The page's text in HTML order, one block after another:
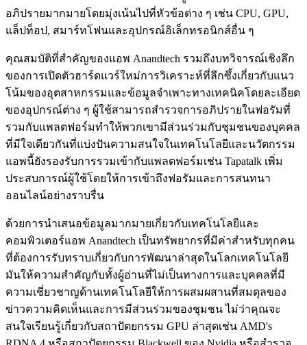
อภิปรายมากมายโดยมุ่งเน้นไปที่หัวข้อต่าง ๆ เช่น CPU, GPU,
แล็ปท็อป, สมาร์ทโฟนและอุปกรณ์อิเล็กทรอนิกส์อื่น ๆ
คุณสมบัติที่สำคัญของแอพ Anandtech รวมถึงบทวิจารณ์เชิงลึก
ของการเปิดตัวฮาร์ดแวร์ใหม่การวิเคราะห์ที่ลึกซึ้งเกี่ยวกับแนว
โน้มของอุตสาหกรรมและข้อมูลจำเพาะทางเทคนิคโดยละเอียด
ของอุปกรณ์ต่าง ๆ ผู้ใช้สามารถสำรวจการอภิปรายในฟอรัมที่
รวมกับแพลตฟอร์มทำให้พวกเขามีส่วนร่วมกับชุมชนของบุคคล
ที่มีใจเดียวกันที่แบ่งปันความสนใจในเทคโนโลยีและนวัตกรรม
แอพนี้ยังรองรับการรวมเข้ากับแพลตฟอร์มเช่น Tapatalk เพิ่ม
ประสบการณ์ผู้ใช้โดยให้การเข้าถึงฟอรัมและการสนทนา
ออนไลน์อย่างราบรื่น
ด้วยการนำเสนอข้อมูลมากมายเกี่ยวกับเทคโนโลยีและ
คอมพิวเตอร์แอพ Anandtech เป็นทรัพยากรที่มีค่าสำหรับทุกคน
ที่ต้องการรับทราบเกี่ยวกับการพัฒนาล่าสุดในโลกเทคโนโลยี
มันให้ความสำคัญกับทั้งผู้อ่านที่ไม่เป็นทางการและบุคคลที่มี
ความเชี่ยวชาญด้านเทคโนโลยีให้การผสมผสานที่สมดุลของ
ข่าวความคิดเห็นและการมีส่วนร่วมของชุมชน ไม่ว่าคุณจะ
สนใจเรียนรู้เกี่ยวกับสถาปัตยกรรม GPU ล่าสุดเช่น AMD's